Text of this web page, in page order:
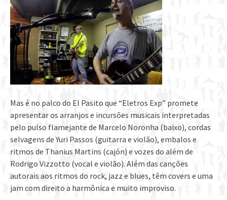
Mas é no palco do El Pasito que “Eletros Exp” promete
apresentar os arranjos e incursões musicais interpretadas
pelo pulso flamejante de Marcelo Noronha (baixo), cordas
selvagens de Yuri Passos (guitarra e violão), embalos e
ritmos de Thanius Martins (cajón) e vozes do além de
Rodrigo Vizzotto (vocal e violão). Além das canções
autorais aos ritmos do rock, jazz e blues, têm covers e uma
jam com direito a harmônica e muito improviso.